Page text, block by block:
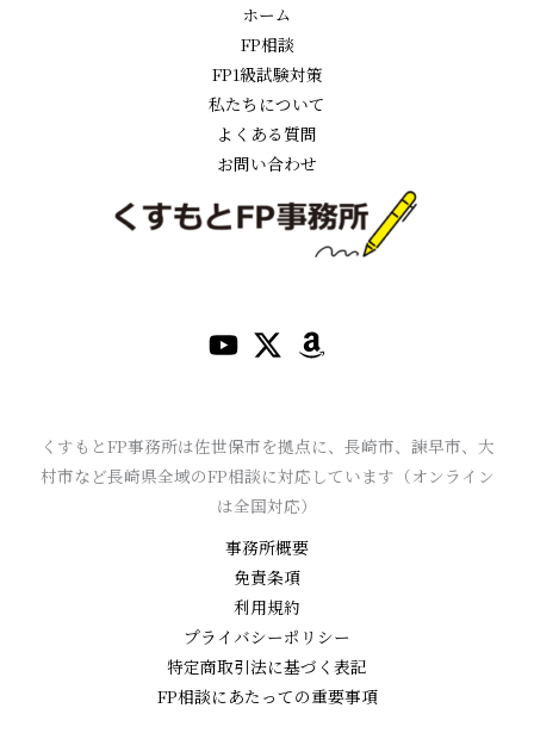
ホーム
FP相談
FP1級試験対策
私たちについて
よくある質問
お問い合わせ
くすもとFP事務所は佐世保市を拠点に、長崎市、諫早市、大
村市など長崎県全域のFP相談に対応しています（オンライン
は全国対応）
事務所概要
免責条項
利用規約
プライバシーポリシー
特定商取引法に基づく表記
FP相談にあたっての重要事項